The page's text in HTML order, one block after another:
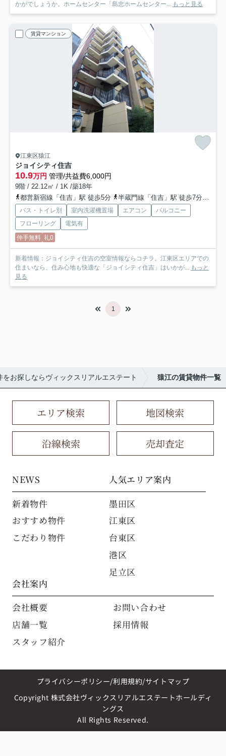
かがでしょうか。ホームセンター「島忠ホームセンター... もっと見る
賃貸マンション
江東区猿江
ジョイシティ住吉
10.9万円 管理/共益費6,000円
9階 / 22.12㎡ / 1K /築18年
都営新宿線「住吉」駅 徒歩5分
半蔵門線「住吉」駅 徒歩7分
バス・トイレ別 室内洗濯機置場 エアコン
バルコニー
フローリング
電気有
仲手無料 礼0
新着情報：ジョイシティ住吉の空室情報ならコチラ。江東区エリアでの
住まいなら、住み心地も快適な「ジョイシティ住吉」はいかが... もっと
見る
1
お探しならヴィックスリアルエステート 猿江の賃貸物件一覧
エリア検索 地図検索
沿線検索 売却査定
NEWS
新着物件
おすすめ物件
こだわり物件
人気エリア案内
墨田区
江東区
台東区
港区
足立区
会社案内
会社概要
店舗一覧
スタッフ紹介
お問い合わせ
採用情報
プライバシーポリシー 利用規約 サイトマップ
Copyright 株式会社ヴィックスリアルエステートホールディ
ングス
All Rights Reserved.